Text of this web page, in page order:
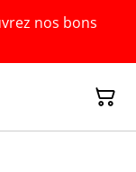
nos bons